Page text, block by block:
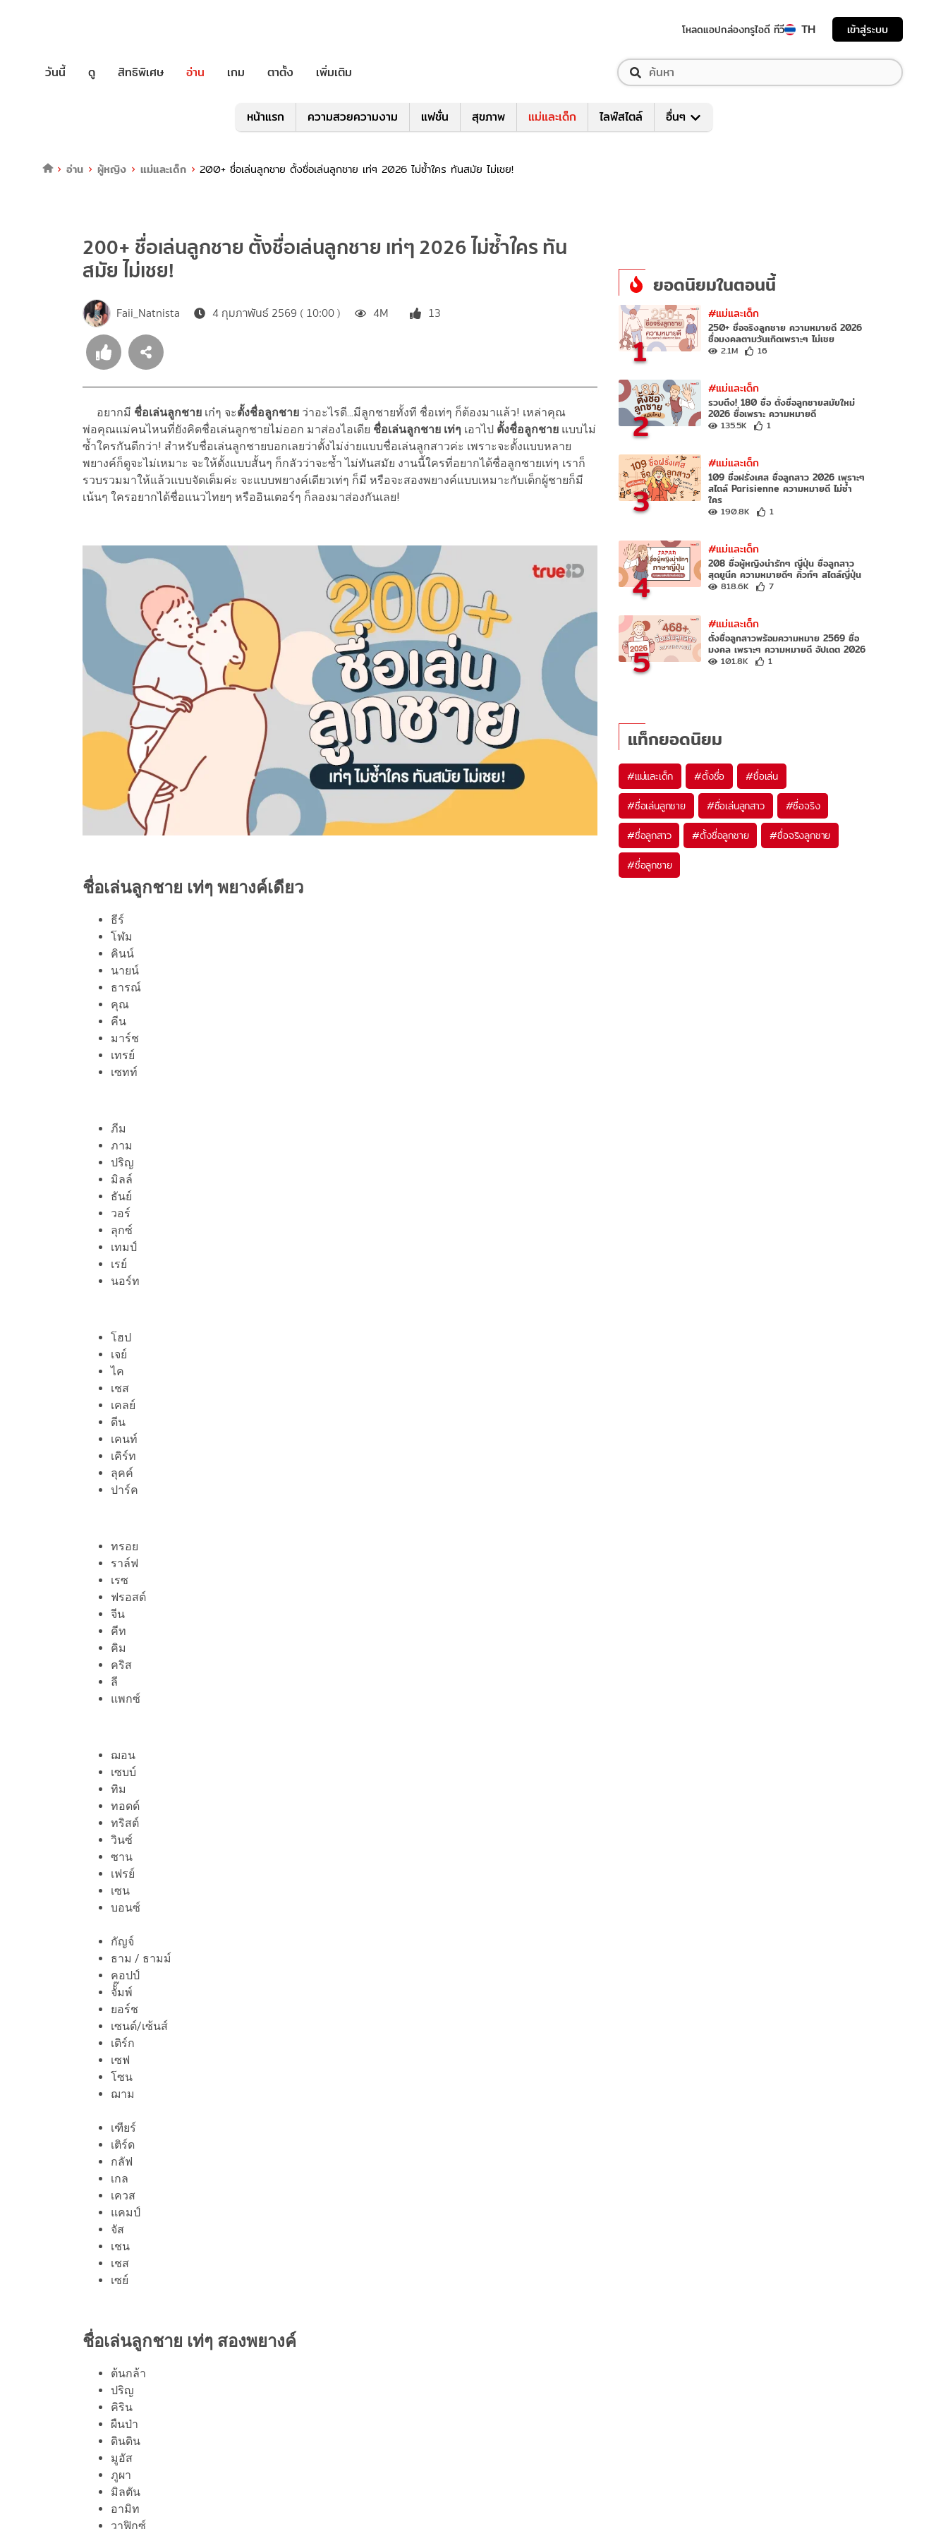
โหลดแอปกล่องทรูไอดี ทีวี TH เข้าสู่ระบบ
วันนี้ ดู สิทธิพิเศษ อ่าน เกม ตาตั้ง เพิ่มเติม
หน้าแรก ความสวยความงาม แฟชั่น สุขภาพ แม่และเด็ก ไลฟ์สไตล์ อื่นๆ
อ่าน ผู้หญิง แม่และเด็ก 200+ ชื่อเล่นลูกชาย ตั้งชื่อเล่นลูกชาย เท่ๆ 2026 ไม่ซ้ำใคร ทันสมัย ไม่เชย!
200+ ชื่อเล่นลูกชาย ตั้งชื่อเล่นลูกชาย เท่ๆ 2026 ไม่ซ้ำใคร ทัน
สมัย ไม่เชย!
Faii_Natnista 4 กุมภาพันธ์ 2569 ( 10:00 ) 4M 13
อยากมี ชื่อเล่นลูกชาย เก๋ๆ จะตั้งชื่อลูกชาย ว่าอะไรดี...มีลูกชายทั้งที ชื่อเท่ๆ ก็ต้องมาแล้ว! เหล่าคุณ
พ่อคุณแม่คนไหนที่ยังคิดชื่อเล่นลูกชายไม่ออก มาส่องไอเดีย ชื่อเล่นลูกชาย เท่ๆ เอาไป ตั้งชื่อลูกชาย แบบไม่
ซ้ำใครกันดีกว่า! สำหรับชื่อเล่นลูกชายบอกเลยว่าตั้งไม่ง่ายแบบชื่อเล่นลูกสาวค่ะ เพราะจะตั้งแบบหลาย
พยางค์ก็ดูจะไม่เหมาะ จะให้ตั้งแบบสั้นๆ ก็กลัวว่าจะซ้ำ ไม่ทันสมัย งานนี้ใครที่อยากได้ชื่อลูกชายเท่ๆ เราก็
รวบรวมมาให้แล้วแบบจัดเต็มค่ะ จะแบบพยางค์เดียวเท่ๆ ก็มี หรือจะสองพยางค์แบบเหมาะกับเด็กผู้ชายก็มี
เน้นๆ ใครอยากได้ชื่อแนวไทยๆ หรืออินเตอร์ๆ ก็ลองมาส่องกันเลย!
ชื่อเล่นลูกชาย เท่ๆ พยางค์เดียว
ธีร์
โฬม
คินน์
นายน์
ธารณ์
คุณ
คีน
มาร์ช
เทรย์
เซทท์
ภีม
ภาม
ปริญ
มิลล์
ธันย์
วอร์
ลุกซ์
เทมป์
เรย์
นอร์ท
โฮป
เจย์
ไค
เชส
เคลย์
ดีน
เคนท์
เคิร์ท
ลุคค์
ปาร์ค
ทรอย
ราล์ฟ
เรซ
ฟรอสต์
จีน
คีท
คิม
คริส
ลี
แพกซ์
ฌอน
เซบบ์
ทิม
ทอดด์
ทริสต์
วินซ์
ซาน
เฟรย์
เซน
บอนซ์
กัญจ์
ธาม / ธามม์
คอปป์
จัั๊มพ์
ยอร์ช
เซนต์/เซ้นส์
เติร์ก
เซฟ
โซน
ฌาม
เฑียร์
เติร์ด
กลัฟ
เกล
เควส
แคมป์
จัส
เชน
เชส
เซย์
ชื่อเล่นลูกชาย เท่ๆ สองพยางค์
ต้นกล้า
ปริญ
คิริน
ผืนป่า
ดินดิน
มูอัส
ภูผา
มิลตัน
อามิท
วาฟิกซ์
ยอดนิยมในตอนนี้
1
#แม่และเด็ก
250+ ชื่อจริงลูกชาย ความหมายดี 2026
ชื่อมงคลตามวันเกิดเพราะๆ ไม่เชย
2.1M 16
2
#แม่และเด็ก
รวบตึง! 180 ชื่อ ตั้งชื่อลูกชายสมัยใหม่
2026 ชื่อเพราะ ความหมายดี
135.5K 1
3
#แม่และเด็ก
109 ชื่อฝรั่งเศส ชื่อลูกสาว 2026 เพราะๆ
สไตล์ Parisienne ความหมายดี ไม่ซ้ำ
ใคร
190.8K 1
4
#แม่และเด็ก
208 ชื่อผู้หญิงน่ารักๆ ญี่ปุ่น ชื่อลูกสาว
สุดยูนีค ความหมายดีๆ คิ้วท์ๆ สไตล์ญี่ปุ่น
818.6K 7
5
#แม่และเด็ก
ตั้งชื่อลูกสาวพร้อมความหมาย 2569 ชื่อ
มงคล เพราะๆ ความหมายดี อัปเดต 2026
101.8K 1
แท็กยอดนิยม
#แม่และเด็ก #ตั้งชื่อ #ชื่อเล่น
#ชื่อเล่นลูกชาย #ชื่อเล่นลูกสาว #ชื่อจริง
#ชื่อลูกสาว #ตั้งชื่อลูกชาย #ชื่อจริงลูกชาย
#ชื่อลูกชาย